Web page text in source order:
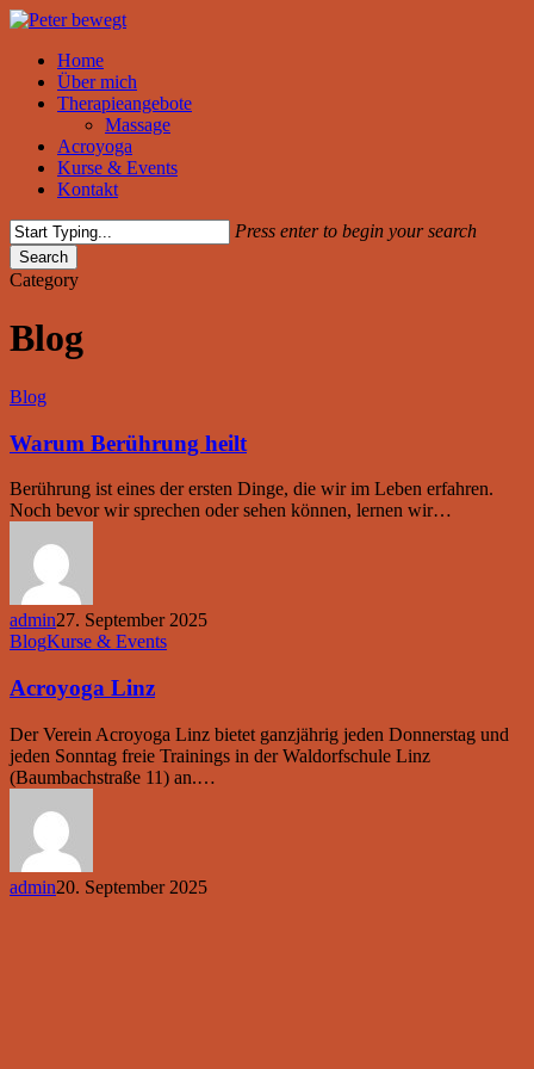
Skip
main
content
Menu
Home
Über mich
Therapieangebote
Massage
Acroyoga
Kurse & Events
Kontakt
Press enter to begin your search
Search
Close
Category
Blog
Warum
heilt
Blog
Warum Berührung heilt
Berührung ist eines der ersten Dinge, die wir im Leben erfahren.
Noch bevor wir sprechen oder sehen können, lernen wir…
admin27. September 2025
Acroyoga
BlogKurse & Events
Acroyoga Linz
Der Verein Acroyoga Linz bietet ganzjährig jeden Donnerstag und
jeden Sonntag freie Trainings in der Waldorfschule Linz
(Baumbachstraße 11) an.…
admin20. September 2025